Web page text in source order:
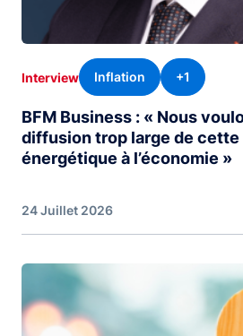
Interview Inflation +1
BFM Business : « Nous
diffusion trop large de
énergétique à l’économie »
24 Juillet 2026
Image